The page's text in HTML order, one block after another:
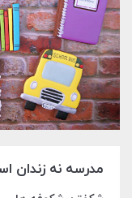
مدرسه نه زندان